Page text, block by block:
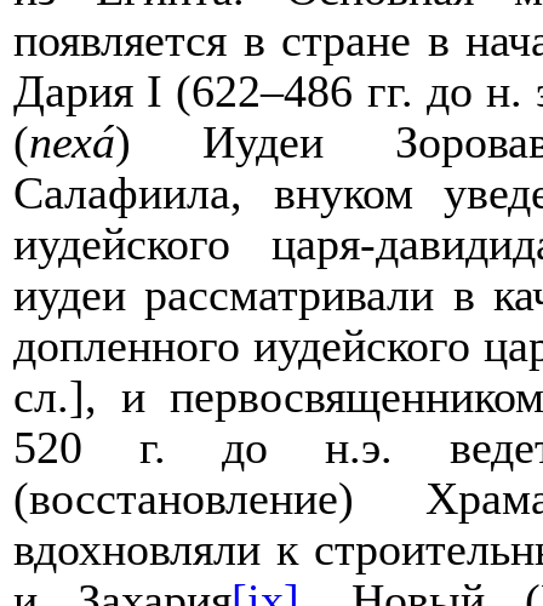
появляется в стране в
Дария I (622–486 гг. до н.
(пехá) Иудеи
Салафиила, внуком
иудейского царя-
иудеи рассматривали в
допленного иудейского
сл.], и
520 г. до н.э.
(восстановление)
вдохновляли к